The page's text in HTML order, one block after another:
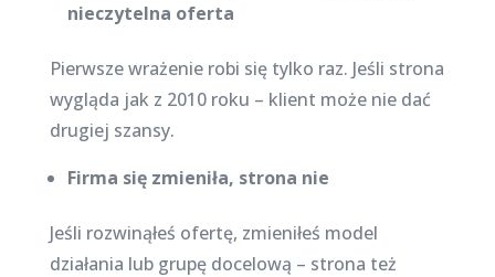
nieczytelna oferta
Pierwsze wrażenie robi się tylko raz. Jeśli strona
wygląda jak z 2010 roku – klient może nie dać
drugiej szansy.
Firma się zmieniła, strona nie
Jeśli rozwinąłeś ofertę, zmieniłeś model
działania lub grupę docelową – strona też